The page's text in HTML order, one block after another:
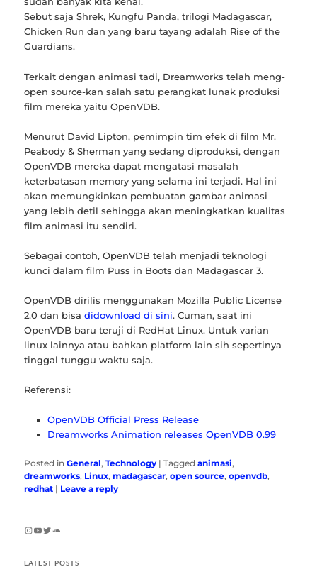
Sebut saja Shrek, Kungfu Panda, trilogi Madagascar,
Chicken Run dan yang baru tayang adalah Rise of the
Guardians.
Terkait dengan animasi tadi, Dreamworks telah meng-
open source-kan salah satu perangkat lunak produksi
film mereka yaitu OpenVDB.
Menurut David Lipton, pemimpin tim efek di film Mr.
Peabody & Sherman yang sedang diproduksi, dengan
OpenVDB mereka dapat mengatasi masalah
keterbatasan memory yang selama ini terjadi. Hal ini
akan memungkinkan pembuatan gambar animasi
yang lebih detil sehingga akan meningkatkan kualitas
film animasi itu sendiri.
Sebagai contoh, OpenVDB telah menjadi teknologi
kunci dalam film Puss in Boots dan Madagascar 3.
OpenVDB dirilis menggunakan Mozilla Public License
2.0 dan bisadidownload di sini. Cuman, saat ini
OpenVDB baru teruji di RedHat Linux. Untuk varian
linux lainnya atau bahkan platform lain sih sepertinya
tinggal tunggu waktu saja.
Referensi:
OpenVDB Official Press Release
Dreamworks Animation releases OpenVDB 0.99
Posted in General,Technology |Tagged animasi,
dreamworks, Linux,madagascar,open source,openvdb,
redhat | Leave a reply
Instagram
YouTube
Twitter
SoundCloud
LATEST POSTS